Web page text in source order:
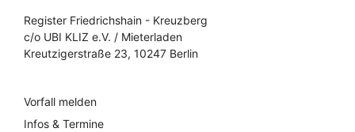
Register Friedrichshain - Kreuzberg
c/o UBI KLIZ e.V. / Mieterladen
Kreutzigerstraße 23, 10247 Berlin
Vorfall melden
Infos & Termine